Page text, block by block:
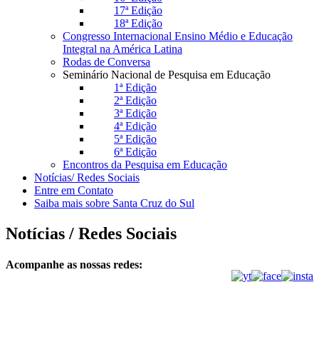
17ª Edição
18ª Edição
Congresso Internacional Ensino Médio e Educação
Integral na América Latina
Rodas de Conversa
Seminário Nacional de Pesquisa em Educação
1ª Edição
2ª Edição
3ª Edição
4ª Edição
5ª Edição
6ª Edição
Encontros da Pesquisa em Educação
Notícias/ Redes Sociais
Entre em Contato
Saiba mais sobre Santa Cruz do Sul
Notícias / Redes Sociais
Acompanhe as nossas redes: